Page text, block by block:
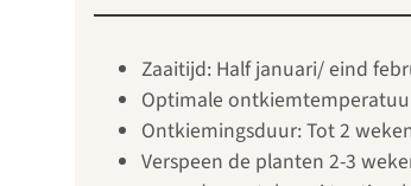
Zaaitijd: Half januari/ eind
Optimale
Ontkiemingsduur: Tot 2
Verspeen de planten 2-3